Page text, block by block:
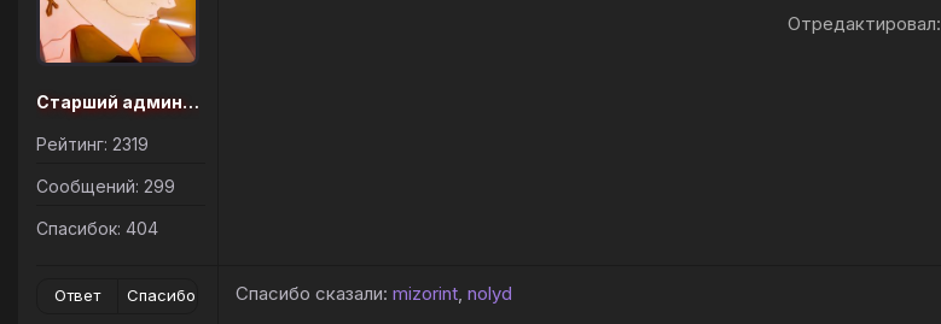
Старший администратор
Рейтинг: 2319
Сообщений: 299
Спасибок: 404
Отредактировал:
Ответ Спасибо Спасибо сказали: mizorint nolyd